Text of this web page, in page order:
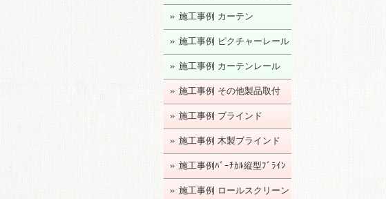
施工事例 カーテン
施工事例 ピクチャーレール
施工事例 カーテンレール
施工事例 その他製品取付
施工事例 ブラインド
施工事例 木製ブラインド
施工事例ﾊﾞｰﾁｶﾙ縦型ﾌﾞﾗｲﾝ
ﾄﾞ 施工事例 ロールスクリーン